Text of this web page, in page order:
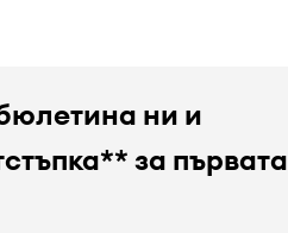
ни и
за първата